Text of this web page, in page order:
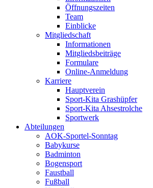
Öffnungszeiten
Team
Einblicke
Mitgliedschaft
Informationen
Mitgliedsbeiträge
Formulare
Online-Anmeldung
Karriere
Hauptverein
Sport-Kita Grashüpfer
Sport-Kita Ahsestrolche
Sportwerk
Abteilungen
AOK-Sportel-Sonntag
Babykurse
Badminton
Bogensport
Faustball
Fußball